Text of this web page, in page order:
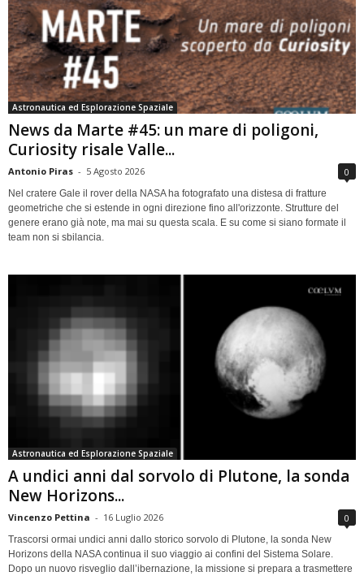
Astronautica ed Esplorazione Spaziale
News da Marte #45: un mare di poligoni,
Curiosity risale Valle...
Antonio Piras - 5 Agosto 2026 0
Nel cratere Gale il rover della NASA ha fotografato una distesa di fratture
geometriche che si estende in ogni direzione fino all'orizzonte. Strutture del
genere erano già note, ma mai su questa scala. E su come si siano formate il
team non si sbilancia.
Astronautica ed Esplorazione Spaziale
A undici anni dal sorvolo di Plutone, la sonda
New Horizons...
Vincenzo Pettina - 16 Luglio 2026 0
Trascorsi ormai undici anni dallo storico sorvolo di Plutone, la sonda New
Horizons della NASA continua il suo viaggio ai confini del Sistema Solare.
Dopo un nuovo risveglio dall’ibernazione, la missione si prepara a trasmettere